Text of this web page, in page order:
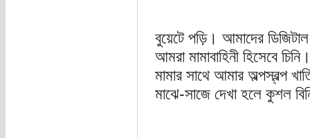
বুয়েটে পড়ি। আমাদের
আমরা মামাবাহিনী হিসেবে
মামার সাথে আমার অল্পস্বল্প
মাঝে-সাজে দেখা হলে কুশল